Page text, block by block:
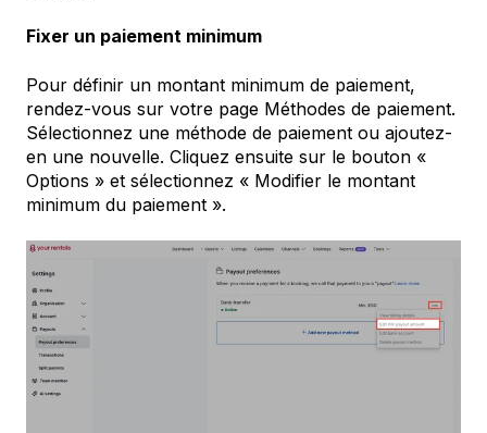
Fixer un paiement minimum
Pour définir un montant minimum de paiement,
rendez-vous sur votre page Méthodes de paiement.
Sélectionnez une méthode de paiement ou ajoutez-
en une nouvelle. Cliquez ensuite sur le bouton «
Options » et sélectionnez « Modifier le montant
minimum du paiement ».